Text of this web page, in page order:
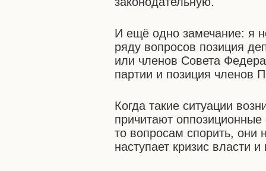
И ещё одно замечание: я
ряду вопросов позиция
или членов Совета
партии и позиция членов
Когда такие ситуации
причитают
то вопросам спорить, они
наступает кризис власти